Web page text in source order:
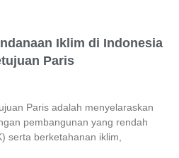
Iklim di Indonesia
Paris
Paris adalah menyelaraskan
pembangunan yang rendah
serta berketahanan iklim,